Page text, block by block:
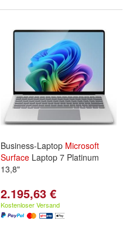
Business-Laptop Microsoft
Surface Laptop 7 Platinum
13,8"
2.195,63 €
Kostenloser Versand